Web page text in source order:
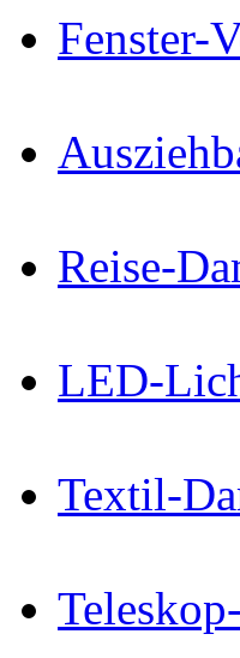
Fenster-
Reise-
LED-
Textil-